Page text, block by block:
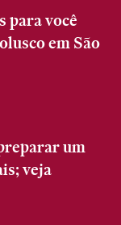
para você
em São
um
veja